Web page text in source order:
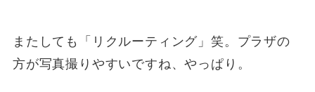
またしても「リクルーティング」笑。プラザの
方が写真撮りやすいですね、やっぱり。